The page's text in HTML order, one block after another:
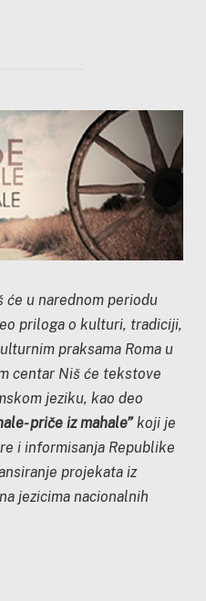
će u narednom periodu
priloga o kulturi, tradiciji,
praksama Roma u
centar Niš će tekstove
jeziku, kao deo
priče iz mahale”koji je
i informisanja Republike
projekata iz
jezicima nacionalnih